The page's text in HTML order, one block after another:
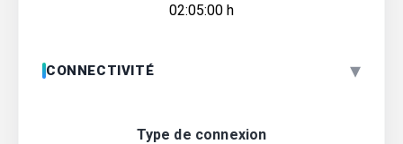
02:05:00 h
CONNECTIVITÉ ▾
Type de connexion